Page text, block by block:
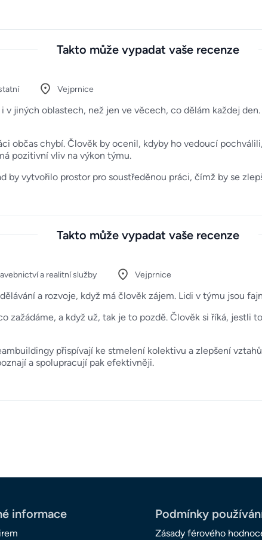
Takto může vypadat vaše recenze
Vejprnice
v jiných oblastech, než jen ve věcech, co dělám každej
občas chybí. Člověk by ocenil, kdyby ho vedoucí
pozitivní vliv na výkon týmu.
by vytvořilo prostor pro soustředěnou práci, čímž by se
Takto může vypadat vaše recenze
a realitní služby Vejprnice
a rozvoje, když má člověk zájem. Lidi v týmu jsou
zažádáme, a když už, tak je to pozdě. Člověk si říká, jestli
přispívají ke stmelení kolektivu a zlepšení
a spolupracují pak efektivněji.
informace Podmínky
Zásady férového